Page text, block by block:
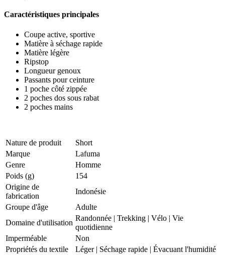
Caractéristiques principales
Coupe active, sportive
Matière à séchage rapide
Matière légère
Ripstop
Longueur genoux
Passants pour ceinture
1 poche côté zippée
2 poches dos sous rabat
2 poches mains
Nature de produit
Short
Marque
Lafuma
Genre
Homme
Poids (g)
154
Origine de
fabrication
Indonésie
Groupe d'âge
Adulte
Domaine d'utilisation
Randonnée | Trekking | Vélo | Vie
quotidienne
Imperméable
Non
Propriétés du textile
Léger| Séchage rapide | Évacuant l'humidité